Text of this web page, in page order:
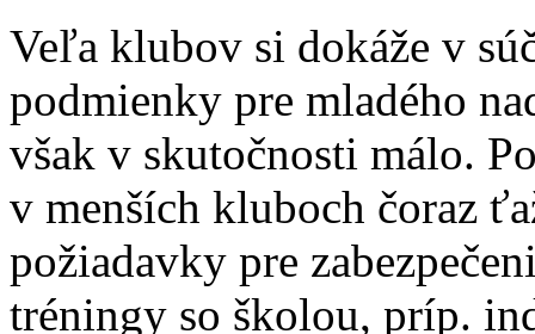
Veľa klubov si dokáže v
podmienky pre mladého
však v skutočnosti málo.
v menších kluboch čoraz
požiadavky pre
tréningy so školou, príp.